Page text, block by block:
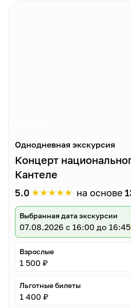
Однодневная экскурсия
Концерт
Кантеле
5.0 ★★★★★ на основе
Выбранная дата экскурсии
07.08.2026 с 16:00 до 16:45
Взрослые
1 500 ₽
Льготные билеты
1 400 ₽